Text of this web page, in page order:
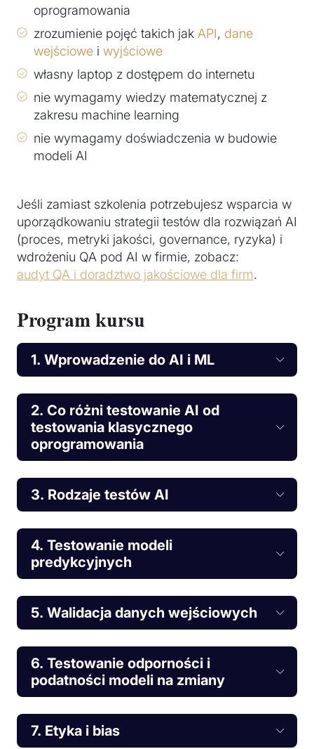
oprogramowania
zrozumienie pojęć takich jak API, dane
wejściowe i wyjściowe
własny laptop z dostępem do internetu
nie wymagamy wiedzy matematycznej z
zakresu machine learning
nie wymagamy doświadczenia w budowie
modeli AI
Jeśli zamiast szkolenia potrzebujesz wsparcia w
uporządkowaniu strategii testów dla rozwiązań AI
(proces, metryki jakości, governance, ryzyka) i
wdrożeniu QA pod AI w firmie, zobacz:
audyt QA i doradztwo jakościowe dla firm.
Program kursu
1. Wprowadzenie do AI i ML
2. Co różni testowanie AI od
testowania klasycznego
oprogramowania
3. Rodzaje testów AI
4. Testowanie modeli
predykcyjnych
5. Walidacja danych wejściowych
6. Testowanie odporności i
podatności modeli na zmiany
7. Etyka i bias